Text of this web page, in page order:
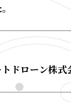
ドローン株式